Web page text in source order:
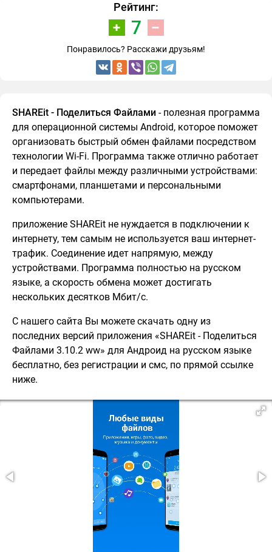
Рейтинг:
7
Понравилось? Расскажи друзьям!
SHAREit - Поделиться Файлами - полезная программа
для операционной системы Android, которое поможет
организовать быстрый обмен файлами посредством
технологии Wi-Fi. Программа также отлично работает
и передает файлы между различными устройствами:
смартфонами, планшетами и персональными
компьютерами.
приложение SHAREit не нуждается в подключении к
интернету, тем самым не используется ваш интернет-
трафик. Соединение идет напрямую, между
устройствами. Программа полностью на русском
языке, а скорость обмена может достигать
нескольких десятков Мбит/с.
С нашего сайта Вы можете скачать одну из
последних версий приложения «SHAREit - Поделиться
Файлами 3.10.2 ww» для Андроид на русском языке
бесплатно, без регистрации и смс, по прямой ссылке
ниже.